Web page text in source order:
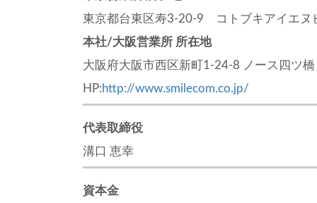
東京都台東区寿3-20-9 コトブキアイエヌ
本社/大阪営業所 所在地
大阪府大阪市西区新町1-24-8 ノース四ツ
HP:http://www.smilecom.co.jp/
代表取締役
溝口 恵幸
資本金